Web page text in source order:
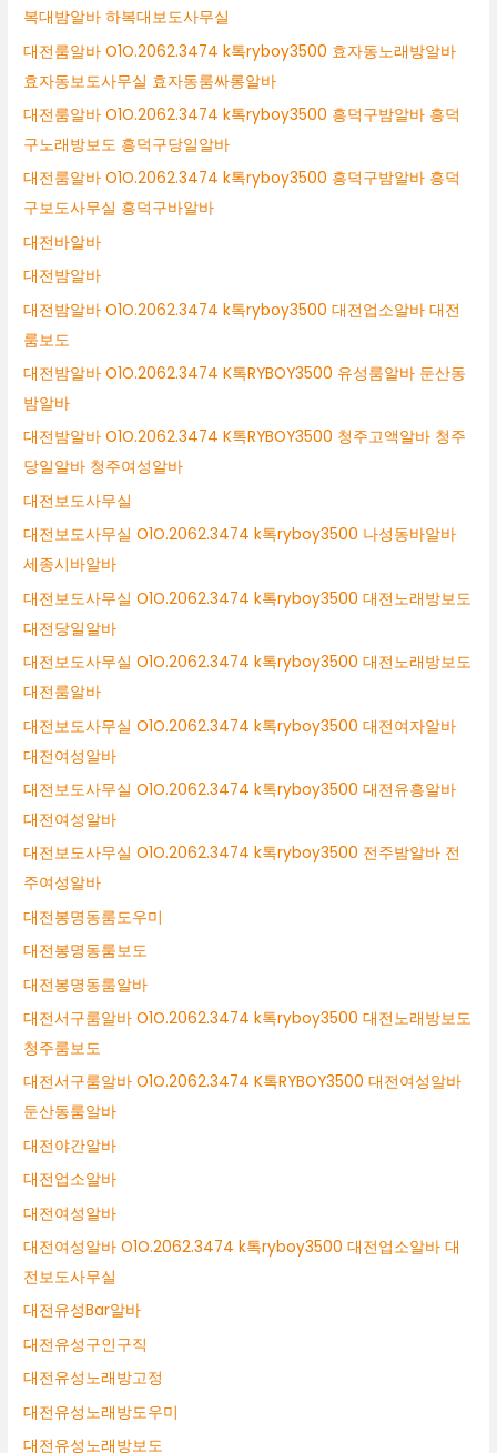
복대밤알바 하복대보도사무실
대전룸알바 O1O.2062.3474 k톡ryboy3500 효자동노래방알바
효자동보도사무실 효자동룸싸롱알바
대전룸알바 O1O.2062.3474 k톡ryboy3500 흥덕구밤알바 흥덕
구노래방보도 흥덕구당일알바
대전룸알바 O1O.2062.3474 k톡ryboy3500 흥덕구밤알바 흥덕
구보도사무실 흥덕구바알바
대전바알바
대전밤알바
대전밤알바 O1O.2062.3474 k톡ryboy3500 대전업소알바 대전
룸보도
대전밤알바 O1O.2062.3474 K톡RYBOY3500 유성룸알바 둔산동
밤알바
대전밤알바 O1O.2062.3474 K톡RYBOY3500 청주고액알바 청주
당일알바 청주여성알바
대전보도사무실
대전보도사무실 O1O.2062.3474 k톡ryboy3500 나성동바알바
세종시바알바
대전보도사무실 O1O.2062.3474 k톡ryboy3500 대전노래방보도
대전당일알바
대전보도사무실 O1O.2062.3474 k톡ryboy3500 대전노래방보도
대전룸알바
대전보도사무실 O1O.2062.3474 k톡ryboy3500 대전여자알바
대전여성알바
대전보도사무실 O1O.2062.3474 k톡ryboy3500 대전유흥알바
대전여성알바
대전보도사무실 O1O.2062.3474 k톡ryboy3500 전주밤알바 전
주여성알바
대전봉명동룸도우미
대전봉명동룸보도
대전봉명동룸알바
대전서구룸알바 O1O.2062.3474 k톡ryboy3500 대전노래방보도
청주룸보도
대전서구룸알바 O1O.2062.3474 K톡RYBOY3500 대전여성알바
둔산동룸알바
대전야간알바
대전업소알바
대전여성알바
대전여성알바 O1O.2062.3474 k톡ryboy3500 대전업소알바 대
전보도사무실
대전유성Bar알바
대전유성구인구직
대전유성노래방고정
대전유성노래방도우미
대전유성노래방보도